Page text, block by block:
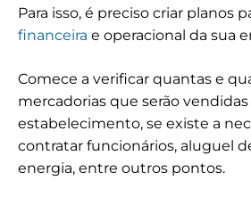
Para isso, é preciso criar planos
financeira e operacional da sua
Comece a verificar quantas e
mercadorias que serão
estabelecimento, se existe a
contratar funcionários, aluguel
energia, entre outros pontos.